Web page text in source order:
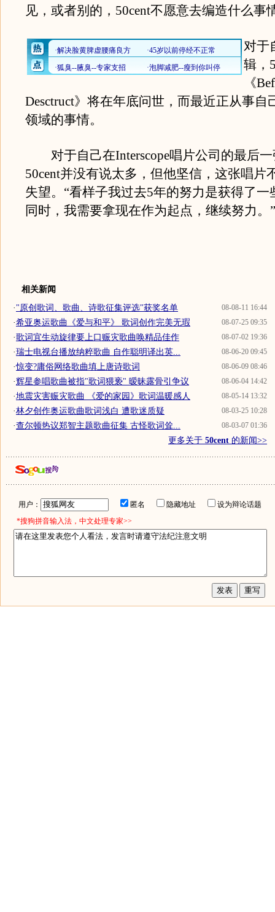
见，或者别的，50cent不愿意去编造什么事
对于
辑，
《
Desctruct》将在年底问世，而最近正从事自
领域的事情。
对于自己在Interscope唱片公司的最后一
50cent并没有说太多，但他坚信，这张唱片
失望。“看样子我过去5年的努力是获得了一
同时，我需要拿现在作为起点，继续努力。”
相关新闻
08-08-11 16:44
·"原创歌词、歌曲、诗歌征集评选"获奖名单
08-07-25 09:35
·希亚奥运歌曲《爱与和平》 歌词创作完美无瑕
08-07-02 19:36
·歌词宜生动旋律要上口赈灾歌曲唤精品佳作
08-06-20 09:45
·瑞士电视台播放纳粹歌曲 自作聪明译出英...
08-06-09 08:46
·惊变?庸俗网络歌曲填上唐诗歌词
08-06-04 14:42
·辉星参唱歌曲被指"歌词猥亵" 暧昧露骨引争议
08-05-14 13:32
·地震灾害赈灾歌曲 《爱的家园》歌词温暖感人
08-03-25 10:28
·林夕创作奥运歌曲歌词浅白 遭歌迷质疑
08-03-07 01:36
·查尔顿热议郑智主题歌曲征集 古怪歌词耸...
更多关于 50cent 的新闻>>
用户： 匿名 隐藏地址
设为辩论话题
*搜狗拼音输入法，中文处理专家>>